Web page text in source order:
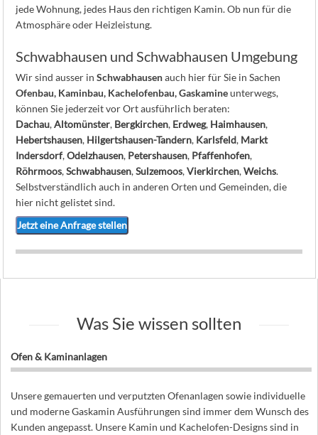
jede Wohnung, jedes Haus den richtigen Kamin. Ob nun für die
Atmosphäre oder Heizleistung.
Schwabhausen und Schwabhausen Umgebung
Wir sind ausser inSchwabhausenauch hier für Sie in Sachen
Ofenbau, Kaminbau, Kachelofenbau, Gaskamineunterwegs,
können Sie jederzeit vor Ort ausführlich beraten:
Dachau,Altomünster, Bergkirchen, Erdweg, Haimhausen,
Hebertshausen, Hilgertshausen-Tandern, Karlsfeld, Markt
Indersdorf,Odelzhausen, Petershausen, Pfaffenhofen,
Röhrmoos,Schwabhausen,Sulzemoos,Vierkirchen,Weichs.
Selbstverständlich auch in anderen Orten und Gemeinden, die
hier nicht gelistet sind.
Jetzt eine Anfrage stellen
Was Sie wissen sollten
Ofen & Kaminanlagen
Unsere gemauerten und verputzten Ofenanlagen sowie individuelle
und moderne Gaskamin Ausführungen sind immer dem Wunsch des
Kunden angepasst. Unsere Kamin und Kachelofen-Designs sind in